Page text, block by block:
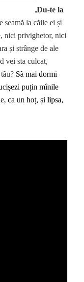
„Du-te la
seamă la căile ei și
nici privighetor, nici
și strânge de ale
vei sta culcat,
Sã mai dormi
puțin mînile
ca un hoț, și lipsa,